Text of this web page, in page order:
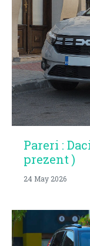
Pareri :
prezent )
24 May 2026